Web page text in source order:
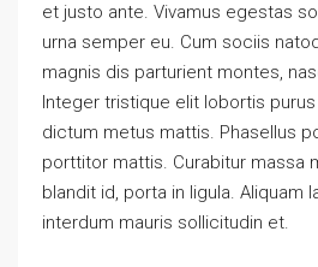
et justo ante. Vivamus egestas
urna semper eu. Cum sociis
magnis dis parturient montes,
Integer tristique elit lobortis
dictum metus mattis. Phasellus
porttitor mattis. Curabitur massa
blandit id, porta in ligula. Aliquam
interdum mauris sollicitudin et.